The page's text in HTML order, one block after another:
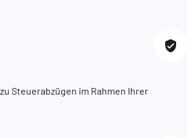
Steuerabzügen im Rahmen Ihrer